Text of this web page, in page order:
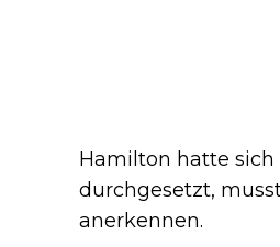
Hamilton hatte sich
durchgesetzt,
anerkennen.